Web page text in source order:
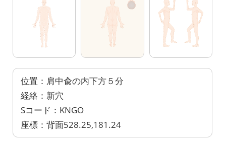
位置：肩中兪の内下方５分
経絡：新穴
Sコード：KNGO
座標：背面528.25,181.24